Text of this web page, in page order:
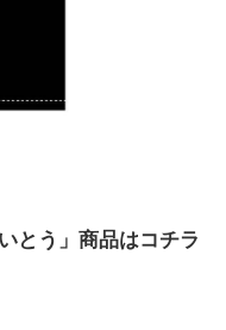
とう」商品はコチラ